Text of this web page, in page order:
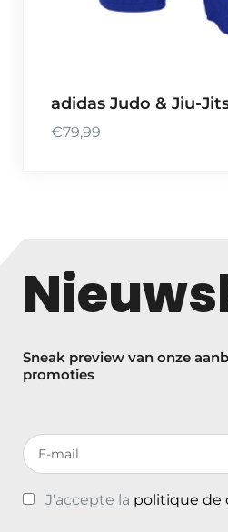
adidas Judo & Jiu-
€79,99
Sneak preview van onze
promoties
Votre adresse de
J'accepte la politique de